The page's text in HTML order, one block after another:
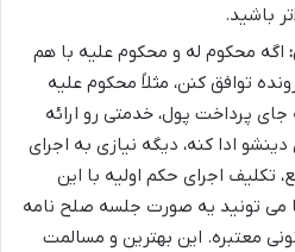
باشید.
اگه محکوم له و محکوم علیه با هم
توافق کنن، مثلاً محکوم علیه
جای پرداخت پول، خدمتی رو ارائه
ادا کنه، دیگه نیازی به اجرای
تکلیف اجرای حکم اولیه با این
می تونید یه صورت جلسه صلح نامه
معتبره. این بهترین و مسالمت